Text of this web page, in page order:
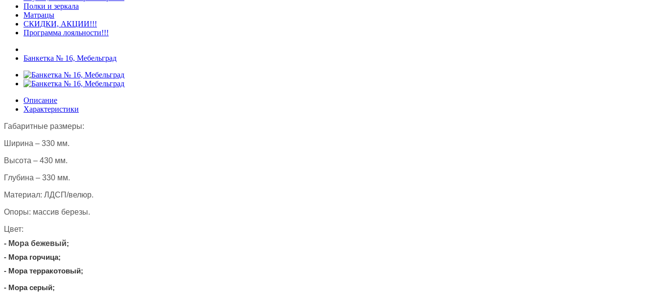
Полки и зеркала
Матрацы
СКИДКИ, АКЦИИ!!!
Программа лояльности!!!
Банкетка № 16, Мебельград
Описание
Характеристики
Габаритные размеры:
Ширина – 330 мм.
Высота – 430 мм.
Глубина – 330 мм.
Материал: ЛДСП/велюр.
Опоры: массив березы.
Цвет:
- Мора бежевый;
- Мора горчица;
- Мора терракотовый;
- Мора серый;